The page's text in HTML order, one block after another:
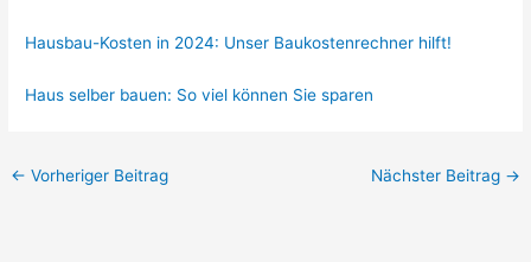
Hausbau-Kosten in 2024: Unser Baukostenrechner hilft!
Haus selber bauen: So viel können Sie sparen
← Vorheriger Beitrag Nächster Beitrag →